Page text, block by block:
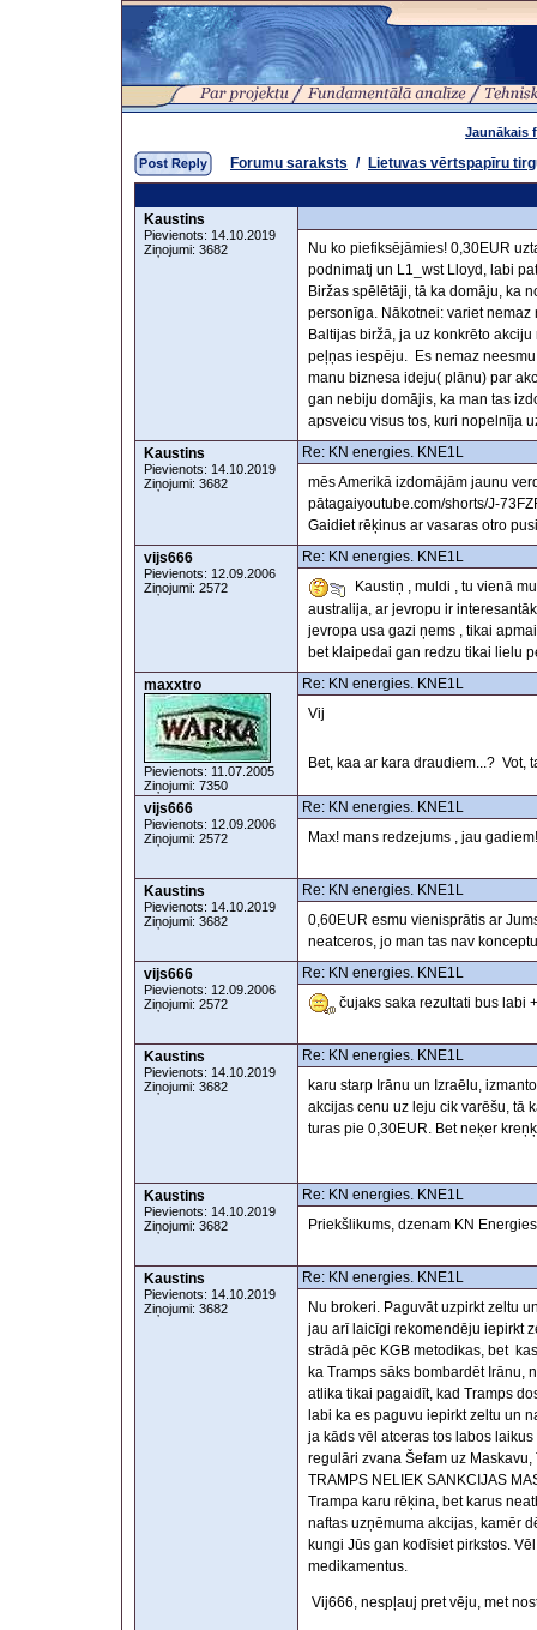
Jaunākais
Forumu saraksts / Lietuvas vērtspapīru
Kaustins
Pievienots: 14.10.2019
Ziņojumi: 3682
Nu ko piefiksējāmies! 0,30EUR
podnimatj un L1_wst Lloyd, labi
Biržas spēlētāji, tā ka domāju, ka
personīga. Nākotnei: variet
Baltijas biržā, ja uz konkrēto
peļņas iespēju. Es nemaz
manu biznesa ideju( plānu) par
gan nebiju domājis, ka man tas
apsveicu visus tos, kuri nopelnīja
Kaustins
Pievienots: 14.10.2019
Ziņojumi: 3682
Re: KN energies. KNE1L
mēs Amerikā izdomājām jaunu
pātagaiyoutube.com/shorts/J-
Gaidiet rēķinus ar vasaras otro
vijs666
Pievienots: 12.09.2006
Ziņojumi: 2572
Re: KN energies. KNE1L
Kaustiņ , muldi , tu vienā
australija, ar jevropu ir
jevropa usa gazi ņems , tikai
bet klaipedai gan redzu tikai lielu
maxxtro
Pievienots: 11.07.2005
Ziņojumi: 7350
Re: KN energies. KNE1L
Vij
Bet, kaa ar kara draudiem...?
vijs666
Pievienots: 12.09.2006
Ziņojumi: 2572
Re: KN energies. KNE1L
Max! mans redzejums , jau
Kaustins
Pievienots: 14.10.2019
Ziņojumi: 3682
Re: KN energies. KNE1L
0,60EUR esmu vienisprātis ar
neatceros, jo man tas nav
vijs666
Pievienots: 12.09.2006
Ziņojumi: 2572
Re: KN energies. KNE1L
čujaks saka rezultati bus labi
Kaustins
Pievienots: 14.10.2019
Ziņojumi: 3682
Re: KN energies. KNE1L
karu starp Irānu un Izraēlu,
akcijas cenu uz leju cik varēšu, tā
turas pie 0,30EUR. Bet neķer
Kaustins
Pievienots: 14.10.2019
Ziņojumi: 3682
Re: KN energies. KNE1L
Priekšlikums, dzenam KN
Kaustins
Pievienots: 14.10.2019
Ziņojumi: 3682
Re: KN energies. KNE1L
Nu brokeri. Paguvāt uzpirkt zeltu
jau arī laicīgi rekomendēju iepirkt
strādā pēc KGB metodikas, bet
ka Tramps sāks bombardēt Irānu,
atlika tikai pagaidīt, kad Tramps
labi ka es paguvu iepirkt zeltu un
ja kāds vēl atceras tos labos
regulāri zvana Šefam uz Maskavu,
TRAMPS NELIEK SANKCIJAS
Trampa karu rēķina, bet karus
naftas uzņēmuma akcijas, kamēr
kungi Jūs gan kodīsiet pirkstos.
medikamentus.
Vij666, nespļauj pret vēju, met